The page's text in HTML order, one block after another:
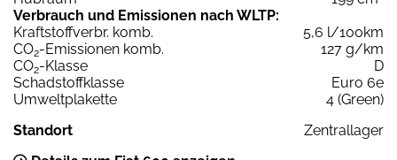
Verbrauch und Emissionen nach WLTP:
Kraftstoffverbr. komb.
5,6 l/100km
CO2-Emissionen komb.
127 g/km
CO2-Klasse
D
Schadstoffklasse
Euro 6e
Umweltplakette
4 (Green)
Standort
Zentrallager